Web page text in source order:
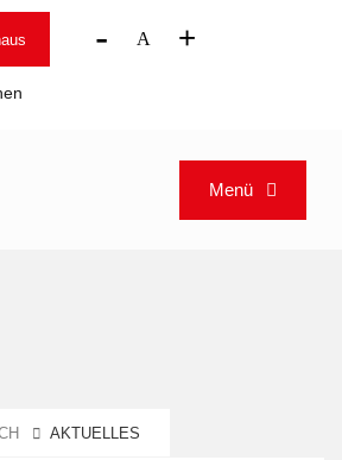
- A +
Menü
AKTUELLES